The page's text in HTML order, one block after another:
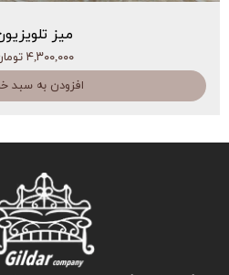
میز
۴,۳۰۰,۰۰۰ تومان
افزودن به سبد